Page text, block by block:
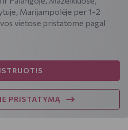
Marijampolėje per 1-2
vietose pristatome pagal
PRISTATYMĄ